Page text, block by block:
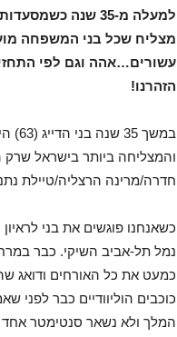
למעלה מ-35 שנה
מצליח שכל בני המשפחה
עשורים…אהה וגם לפי
הזהרנו!
חדרה/מרינה הרצליה/טיילת
כשאנחנו פוגשים את בני
נמל תל-אביב השיקי. כבר
כמעט את כל האורחים ודואג
כוכבים הוליוודיים כבר לפני
המלך ולא נשאר סנטימטר אחד